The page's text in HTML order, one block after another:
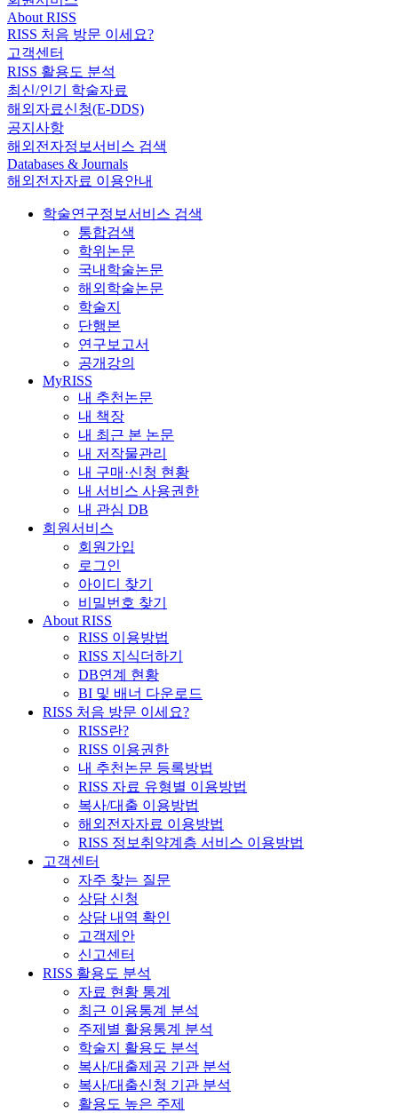
About RISS
RISS 처음 방문 이세요?
고객센터
RISS 활용도 분석
최신/인기 학술자료
해외자료신청(E-DDS)
공지사항
해외전자정보서비스 검색
Databases & Journals
해외전자자료 이용안내
학술연구정보서비스 검색
통합검색
학위논문
국내학술논문
해외학술논문
학술지
단행본
연구보고서
공개강의
MyRISS
내 추천논문
내 책장
내 최근 본 논문
내 저작물관리
내 구매·신청 현황
내 서비스 사용권한
내 관심 DB
회원서비스
회원가입
로그인
아이디 찾기
비밀번호 찾기
About RISS
RISS 이용방법
RISS 지식더하기
DB연계 현황
BI 및 배너 다운로드
RISS 처음 방문 이세요?
RISS란?
RISS 이용권한
내 추천논문 등록방법
RISS 자료 유형별 이용방법
복사/대출 이용방법
해외전자자료 이용방법
RISS 정보취약계층 서비스 이용방법
고객센터
자주 찾는 질문
상담 신청
상담 내역 확인
고객제안
신고센터
RISS 활용도 분석
자료 현황 통계
최근 이용통계 분석
주제별 활용통계 분석
학술지 활용도 분석
복사/대출제공 기관 분석
복사/대출신청 기관 분석
활용도 높은 주제